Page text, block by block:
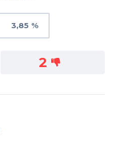
3,85 %
2